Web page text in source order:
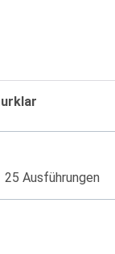
25 Ausführungen